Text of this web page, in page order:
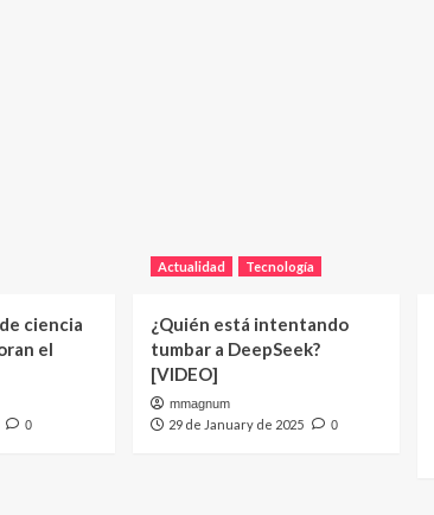
ciencia
el
0
Actualidad Tecnología
¿Quién está intentando
tumbar a DeepSeek?
[VIDEO]
mmagnum
29 de January de 2025 0